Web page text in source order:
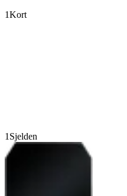
1Kort
1 Sjelden